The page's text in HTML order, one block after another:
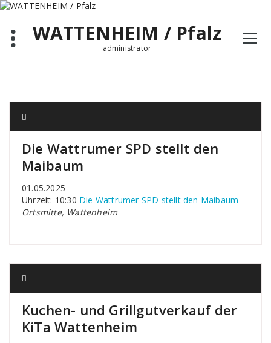
Zum
springenWATTENHEIM / Pfalz
administrator
Die Wattrumer SPD stellt den
Maibaum
01.05.2025
Uhrzeit: 10:30 Die Wattrumer SPD stellt den Maibaum
Ortsmitte, Wattenheim
Kuchen- und Grillgutverkauf der
KiTa Wattenheim